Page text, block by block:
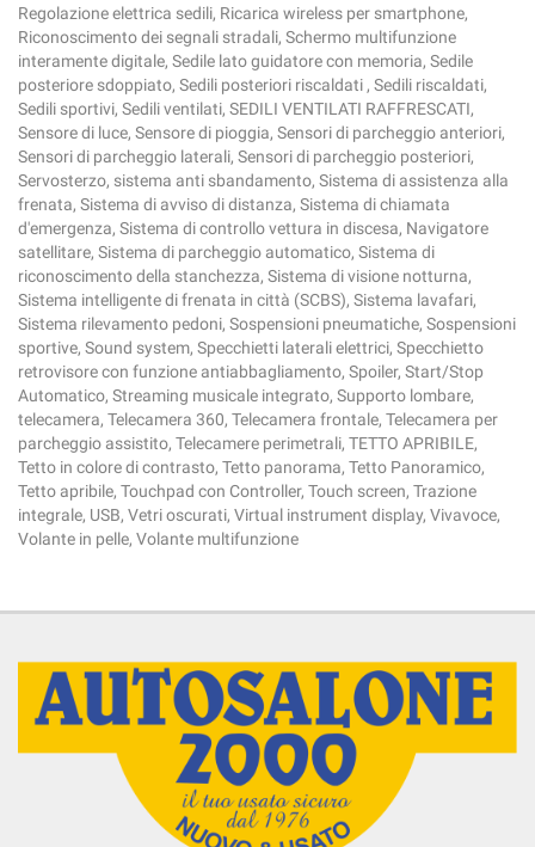
Regolazione elettrica sedili, Ricarica wireless per smartphone,
Riconoscimento dei segnali stradali, Schermo multifunzione
interamente digitale, Sedile lato guidatore con memoria, Sedile
posteriore sdoppiato, Sedili posteriori riscaldati , Sedili riscaldati,
Sedili sportivi, Sedili ventilati, SEDILI VENTILATI RAFFRESCATI,
Sensore di luce, Sensore di pioggia, Sensori di parcheggio anteriori,
Sensori di parcheggio laterali, Sensori di parcheggio posteriori,
Servosterzo, sistema anti sbandamento, Sistema di assistenza alla
frenata, Sistema di avviso di distanza, Sistema di chiamata
d'emergenza, Sistema di controllo vettura in discesa, Navigatore
satellitare, Sistema di parcheggio automatico, Sistema di
riconoscimento della stanchezza, Sistema di visione notturna,
Sistema intelligente di frenata in città (SCBS), Sistema lavafari,
Sistema rilevamento pedoni, Sospensioni pneumatiche, Sospensioni
sportive, Sound system, Specchietti laterali elettrici, Specchietto
retrovisore con funzione antiabbagliamento, Spoiler, Start/Stop
Automatico, Streaming musicale integrato, Supporto lombare,
telecamera, Telecamera 360, Telecamera frontale, Telecamera per
parcheggio assistito, Telecamere perimetrali, TETTO APRIBILE,
Tetto in colore di contrasto, Tetto panorama, Tetto Panoramico,
Tetto apribile, Touchpad con Controller, Touch screen, Trazione
integrale, USB, Vetri oscurati, Virtual instrument display, Vivavoce,
Volante in pelle, Volante multifunzione